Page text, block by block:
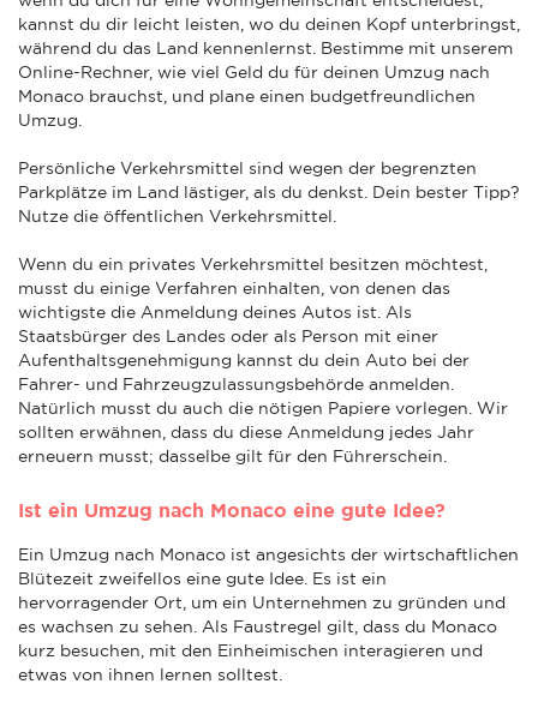
kannst du dir leicht leisten, wo du deinen Kopf unterbringst,
während du das Land kennenlernst. Bestimme mit unserem
Online-Rechner, wie viel Geld du für deinen Umzug nach
Monaco brauchst, und plane einen budgetfreundlichen
Umzug.
Persönliche Verkehrsmittel sind wegen der begrenzten
Parkplätze im Land lästiger, als du denkst. Dein bester Tipp?
Nutze die öffentlichen Verkehrsmittel.
Wenn du ein privates Verkehrsmittel besitzen möchtest,
musst du einige Verfahren einhalten, von denen das
wichtigste die Anmeldung deines Autos ist. Als
Staatsbürger des Landes oder als Person mit einer
Aufenthaltsgenehmigung kannst du dein Auto bei der
Fahrer- und Fahrzeugzulassungsbehörde anmelden.
Natürlich musst du auch die nötigen Papiere vorlegen. Wir
sollten erwähnen, dass du diese Anmeldung jedes Jahr
erneuern musst; dasselbe gilt für den Führerschein.
Ist ein Umzug nach Monaco eine gute Idee?
Ein Umzug nach Monaco ist angesichts der wirtschaftlichen
Blütezeit zweifellos eine gute Idee. Es ist ein
hervorragender Ort, um ein Unternehmen zu gründen und
es wachsen zu sehen. Als Faustregel gilt, dass du Monaco
kurz besuchen, mit den Einheimischen interagieren und
etwas von ihnen lernen solltest.